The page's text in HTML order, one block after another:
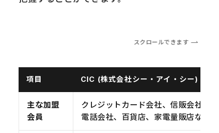
スクロールできます
項目 CIC (株式会社シー・アイ・シー)
主な加盟
会員
クレジットカード会社、信販会社、
電話会社、百貨店、家電量販店など